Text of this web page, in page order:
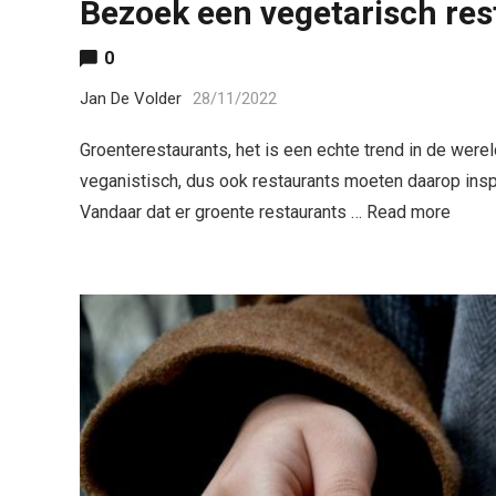
Bezoek een vegetarisch
0
Jan De Volder 28/11/2022
Groenterestaurants, het is een echte trend in de
veganistisch, dus ook restaurants moeten daarop
Vandaar dat er groente restaurants … Read more